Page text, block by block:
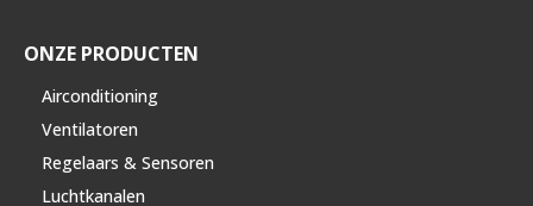
ONZE PRODUCTEN
Airconditioning
Ventilatoren
Regelaars & Sensoren
Luchtkanalen